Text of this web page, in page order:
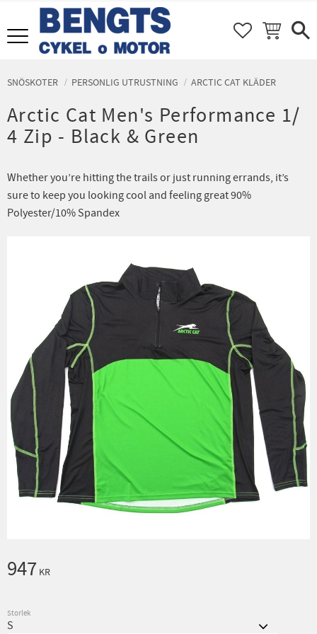
Meny FAVORITER
KUNDVAGN
SNÖSKOTER PERSONLIG UTRUSTNING ARCTIC CAT KLÄDER
Arctic Cat Men's Performance 1/
4 Zip - Black & Green
Whether you’re hitting the trails or just running errands, it’s
sure to keep you looking cool and feeling great 90%
Polyester/10% Spandex
947 KR
Storlek